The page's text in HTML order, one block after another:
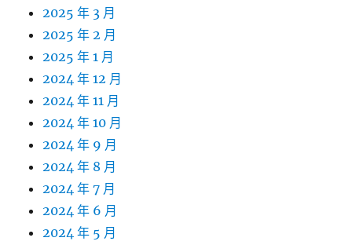
2025 年 3 月
2025 年 2 月
2025 年 1 月
2024 年 12 月
2024 年 11 月
2024 年 10 月
2024 年 9 月
2024 年 8 月
2024 年 7 月
2024 年 6 月
2024 年 5 月